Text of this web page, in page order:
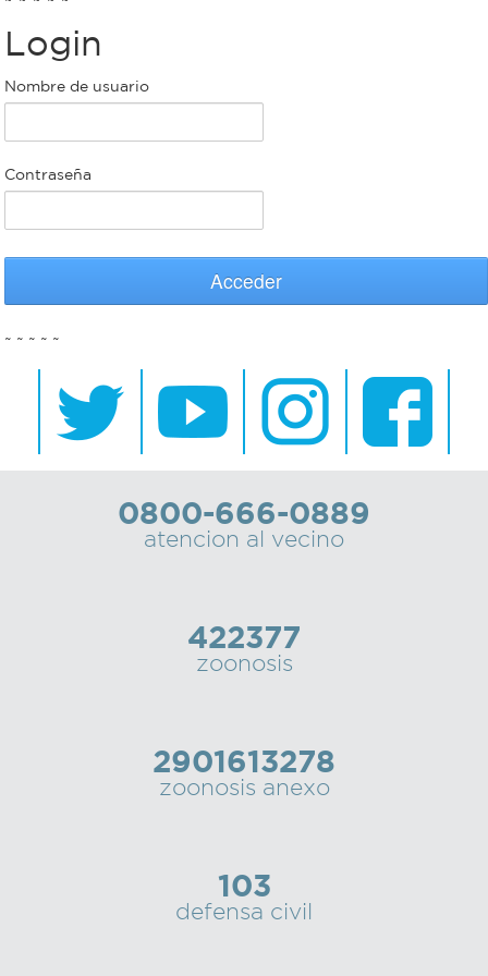
Bromatología
Rentas
Municipal
bondi
Recorrido
colectivos
Recarga
Personal
municipal
Login
Nombre de usuario
Contraseña
Acceder
~ ~ ~ ~ ~
0800-666-0889
atencion al vecino
422377
zoonosis
2901613278
zoonosis anexo
103
defensa civil